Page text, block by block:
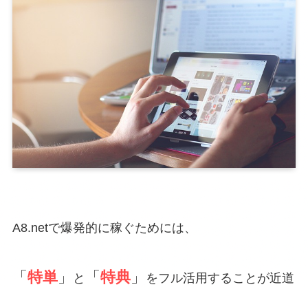
A8.netで爆発的に稼ぐためには、
「 特単」 と 「 特典」
をフル活用することが近道